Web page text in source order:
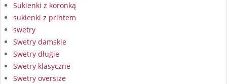
Sukienki z koronką
sukienki z printem
swetry
Swetry damskie
Swetry długie
Swetry klasyczne
Swetry oversize